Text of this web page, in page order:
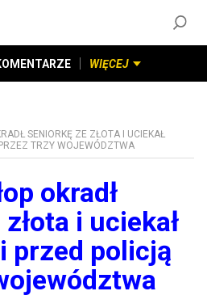
WIĘCEJ
SENIORKĘ ZE ZŁOTA I UCIEKAŁ
TRZY WOJEWÓDZTWA
okradł
i uciekał
przed policją